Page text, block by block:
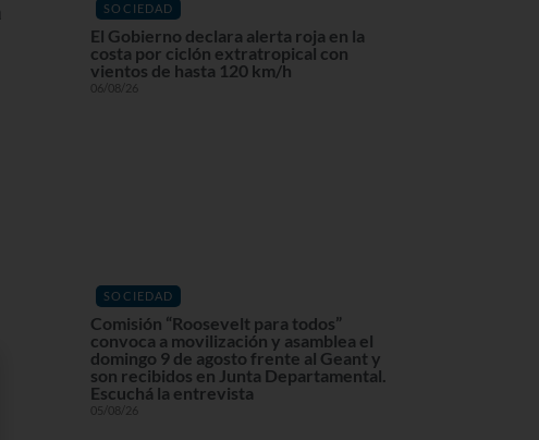
SOCIEDAD
El Gobierno declara alerta roja en la
costa por ciclón extratropical con
vientos de hasta 120 km/h
06/08/26
SOCIEDAD
Comisión “Roosevelt para todos”
convoca a movilización y asamblea el
domingo 9 de agosto frente al Geant y
son recibidos en Junta Departamental.
Escuchá la entrevista
05/08/26